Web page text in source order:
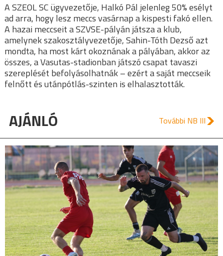
A SZEOL SC ügyvezetője, Halkó Pál jelenleg 50% esélyt
ad arra, hogy lesz meccs vasárnap a kispesti fakó ellen.
A hazai meccseit a SZVSE-pályán játsza a klub,
amelynek szakosztályvezetője, Sahin-Tóth Dezső azt
mondta, ha most kárt okoznának a pályában, akkor az
összes, a Vasutas-stadionban játszó csapat tavaszi
szereplését befolyásolhatnák – ezért a saját meccseik
felnőtt és utánpótlás-szinten is elhalasztották.
AJÁNLÓ További NB III